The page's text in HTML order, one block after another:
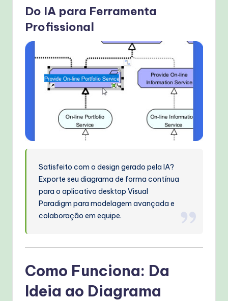
Do IA para Ferramenta
Profissional
Satisfeito com o design gerado pela IA?
Exporte seu diagrama de forma contínua
para o aplicativo desktop Visual
Paradigm para modelagem avançada e
colaboração em equipe.
Como Funciona: Da
Ideia ao Diagrama